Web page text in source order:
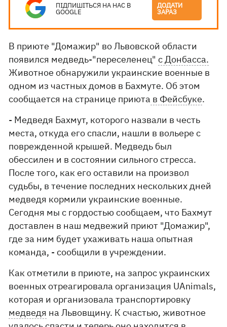
ПІДПИШІТЬСЯ НА НАС В
GOOGLE
ДОДАТИ
ЗАРАЗ
В приюте "Домажир" во Львовской области
появился медведь-"переселенец"с Донбасса.
Животное обнаружили украинские военные в
одном из частных домов в Бахмуте. Об этом
сообщается на странице приюта в Фейсбуке.
- Медведя Бахмут, которого назвали в честь
места, откуда его спасли, нашли в вольере с
поврежденной крышей. Медведь был
обессилен и в состоянии сильного стресса.
После того, как его оставили на произвол
судьбы, в течение последних нескольких дней
медведя кормили украинские военные.
Сегодня мы с гордостью сообщаем, что Бахмут
доставлен в наш медвежий приют "Домажир",
где за ним будет ухаживать наша опытная
команда, - сообщили в учреждении.
Как отметили в приюте, на запрос украинских
военных отреагировала организация ​​UAnimals,
которая и организовала транспортировку
медведя на Львовщину. К счастью, животное